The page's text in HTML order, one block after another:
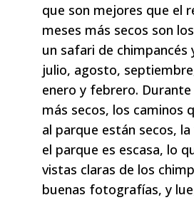
que son mejores que el
meses más secos son
un safari de chimpancés
julio, agosto,
enero y febrero. Durante
más secos, los caminos
al parque están secos,
el parque es escasa, lo
vistas claras de los
buenas fotografías, y